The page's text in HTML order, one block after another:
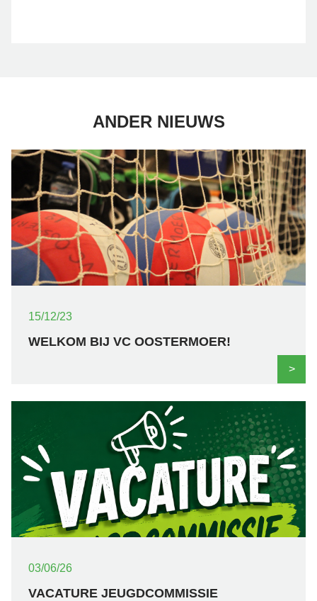
ANDER NIEUWS
15/12/23
WELKOM BIJ VC OOSTERMOER!
>
03/06/26
VACATURE JEUGDCOMMISSIE